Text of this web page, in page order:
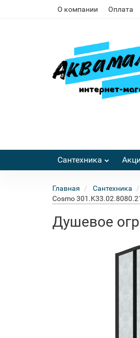
О компании Оплата
Сантехника
Главная Сантехника
Cosmo
Душевое